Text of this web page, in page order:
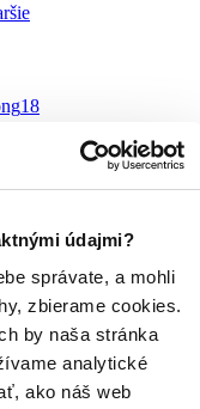
údajmi?
správate, a mohli
zbierame cookies.
by naša stránka
analytické
ako náš web
18
Sin7
2